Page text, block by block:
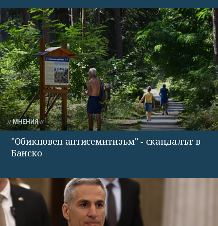
МНЕНИЯ
"Обикновен антисемитизъм" - скандалът в
Банско